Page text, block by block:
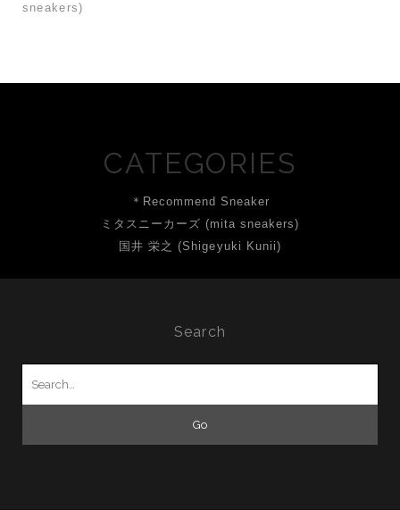
sneakers)
CATEGORIES
＊Recommend Sneaker
ミタスニーカーズ (mita sneakers)
国井 栄之 (Shigeyuki Kunii)
Search